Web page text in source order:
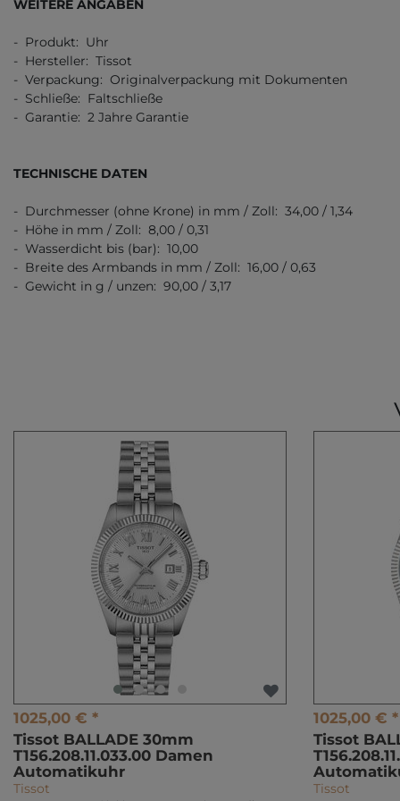
WEITERE ANGABEN
- Produkt: Uhr
- Hersteller: Tissot
- Verpackung: Originalverpackung mit Dokumenten
- Schließe: Faltschließe
- Garantie: 2 Jahre Garantie
TECHNISCHE DATEN
- Durchmesser (ohne Krone) in mm / Zoll: 34,00 / 1,34
- Höhe in mm / Zoll: 8,00 / 0,31
- Wasserdicht bis (bar): 10,00
- Breite des Armbands in mm / Zoll: 16,00 / 0,63
- Gewicht in g / unzen: 90,00 / 3,17
1025,00 € *
Tissot BALLADE 30mm
T156.208.11.033.00 Damen
Automatikuhr
Tissot
1025,00 € *
Tissot
Tissot